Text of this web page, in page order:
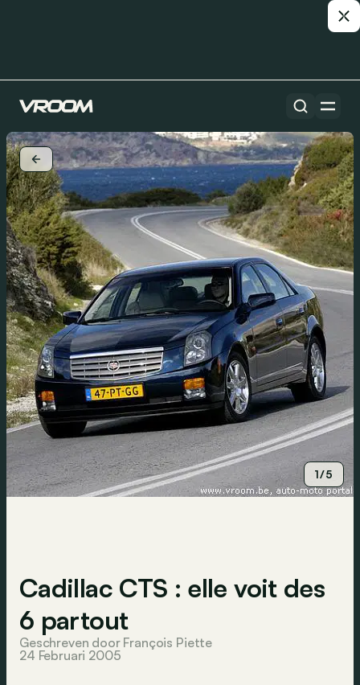
1/5
Cadillac CTS : elle voit des
6 partout
Geschreven door François Piette
24 Februari 2005